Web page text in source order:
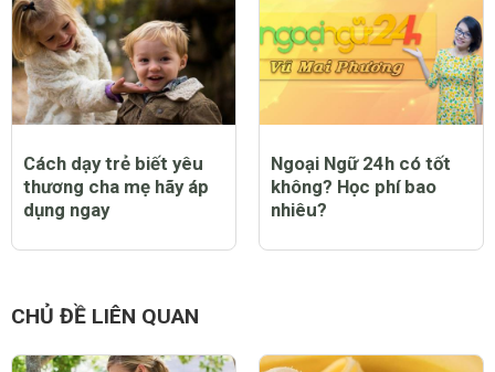
Cách dạy trẻ biết yêu
thương cha mẹ hãy áp
dụng ngay
Ngoại Ngữ 24h có tốt
không? Học phí bao
nhiêu?
CHỦ ĐỀ LIÊN QUAN